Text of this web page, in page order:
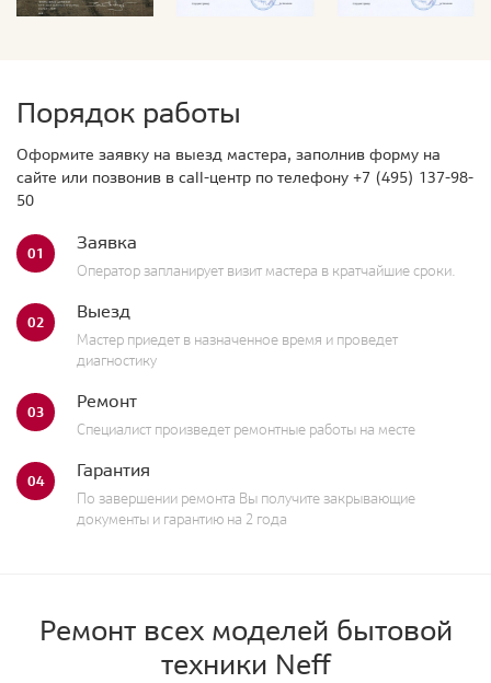
Порядок работы
Оформите заявку на выезд мастера, заполнив форму на
сайте или позвонив в call-центр по телефону +7 (495) 137-98-
50
01 Заявка
Оператор запланирует визит мастера в кратчайшие сроки.
02 Выезд
Мастер приедет в назначенное время и проведет
диагностику
03 Ремонт
Специалист произведет ремонтные работы на месте
04 Гарантия
По завершении ремонта Вы получите закрывающие
документы и гарантию на 2 года
Ремонт всех моделей бытовой
техники Neff